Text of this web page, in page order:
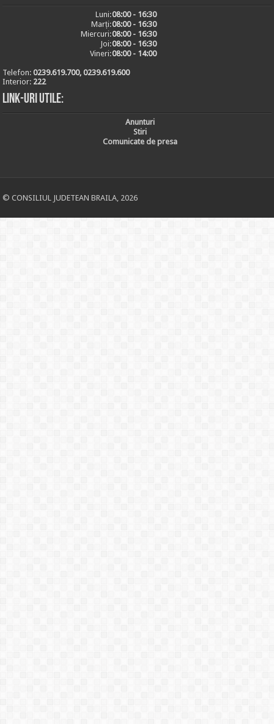
Luni:08:00 - 16:30
Marți:08:00 - 16:30
Miercuri:08:00 - 16:30
Joi:08:00 - 16:30
Vineri:08:00 - 14:00
Telefon:0239.619.700, 0239.619.600
Interior: 222
Link-uri utile:
Anunturi
Stiri
Comunicate de presa
© CONSILIUL JUDETEAN BRAILA, 2026